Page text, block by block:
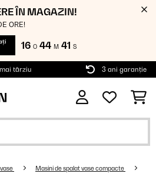
ÎN MAGAZIN!
ORE!
16 O 44 M 40 S
târziu 3 ani garanție
Masini de spalat vase compacte